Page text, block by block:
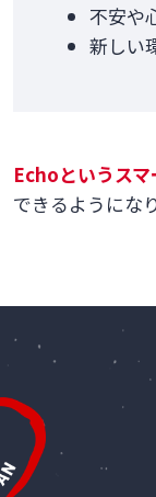
不安や
新しい
Echoというス
できるようにな